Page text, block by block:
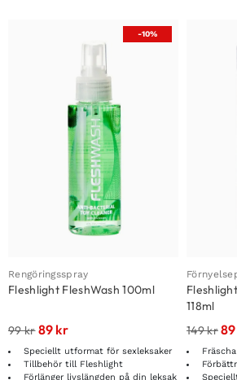
-10%
Rengöringsspray
Fleshlight FleshWash 100ml
99kr89 kr
Speciellt utformat för sexleksaker
Tillbehör till Fleshlight
Förlänger livslängden på din leksak
118ml
149kr89